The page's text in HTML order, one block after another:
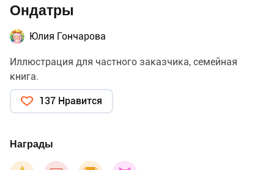
Ондатры
Юлия Гончарова
Иллюстрация для частного заказчика, семейная
книга.
137 Нравится
Награды